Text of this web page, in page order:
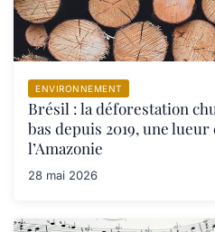
ENVIRONNEMENT
Brésil : la déforestation
bas depuis 2019, une
l’Amazonie
28 mai 2026